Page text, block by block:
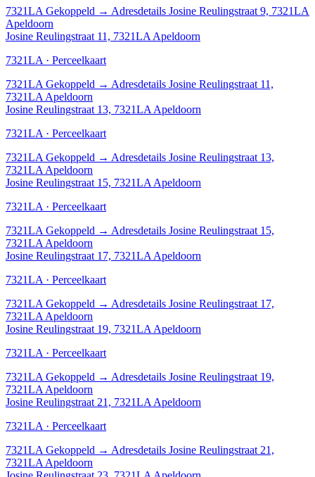
7321LA Gekoppeld → Adresdetails Josine Reulingstraat 9, 7321LA
Apeldoorn
Josine Reulingstraat 11, 7321LA Apeldoorn
7321LA · Perceelkaart
7321LA Gekoppeld → Adresdetails Josine Reulingstraat 11,
7321LA Apeldoorn
Josine Reulingstraat 13, 7321LA Apeldoorn
7321LA · Perceelkaart
7321LA Gekoppeld → Adresdetails Josine Reulingstraat 13,
7321LA Apeldoorn
Josine Reulingstraat 15, 7321LA Apeldoorn
7321LA · Perceelkaart
7321LA Gekoppeld → Adresdetails Josine Reulingstraat 15,
7321LA Apeldoorn
Josine Reulingstraat 17, 7321LA Apeldoorn
7321LA · Perceelkaart
7321LA Gekoppeld → Adresdetails Josine Reulingstraat 17,
7321LA Apeldoorn
Josine Reulingstraat 19, 7321LA Apeldoorn
7321LA · Perceelkaart
7321LA Gekoppeld → Adresdetails Josine Reulingstraat 19,
7321LA Apeldoorn
Josine Reulingstraat 21, 7321LA Apeldoorn
7321LA · Perceelkaart
7321LA Gekoppeld → Adresdetails Josine Reulingstraat 21,
7321LA Apeldoorn